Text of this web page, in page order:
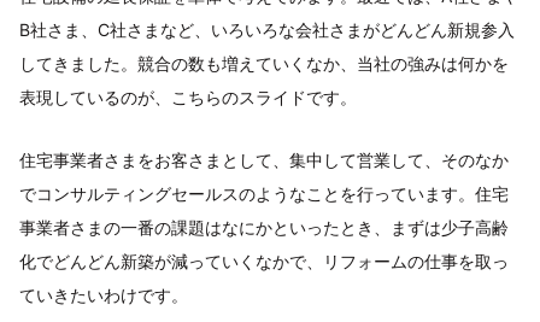
B社さま、C社さまなど、いろいろな会社さまがどんどん新規参入
してきました。競合の数も増えていくなか、当社の強みは何かを
表現しているのが、こちらのスライドです。
住宅事業者さまをお客さまとして、集中して営業して、そのなか
でコンサルティングセールスのようなことを行っています。住宅
事業者さまの一番の課題はなにかといったとき、まずは少子高齢
化でどんどん新築が減っていくなかで、リフォームの仕事を取っ
ていきたいわけです。